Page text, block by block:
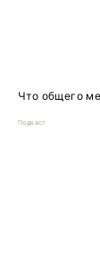
Что общего
Подкаст